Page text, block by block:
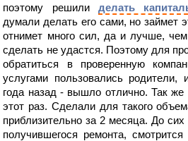
поэтому решили делать
думали делать его сами, но займет
отнимет много сил, да и лучше,
сделать не удастся. Поэтому для
обратиться в проверенную
услугами пользовались
года назад - вышло отлично. Так же
этот раз. Сделали для такого
приблизительно за 2 месяца. До
получившегося ремонта,